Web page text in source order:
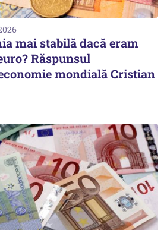
mai stabilă dacă eram
Răspunsul
mondială Cristian